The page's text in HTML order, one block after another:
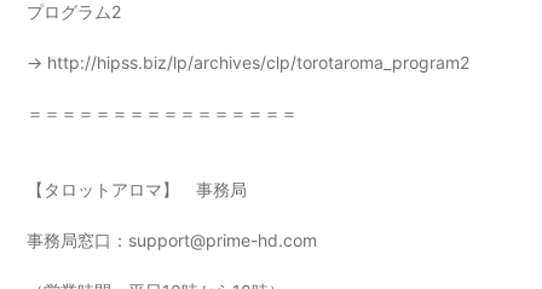
プログラム2
→ http://hipss.biz/lp/archives/clp/torotaroma_program2
＝＝＝＝＝＝＝＝＝＝＝＝＝＝＝＝
【タロットアロマ】 事務局
事務局窓口：support@prime-hd.com